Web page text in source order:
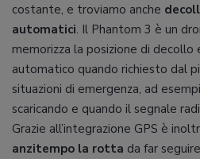
costante, e troviamo anche
automatici. Il Phantom 3 è un
memorizza la posizione di decollo
automatico quando richiesto dal
situazioni di emergenza, ad
scaricando e quando il segnale
Grazie all’integrazione GPS è
anzitempo la rotta da far